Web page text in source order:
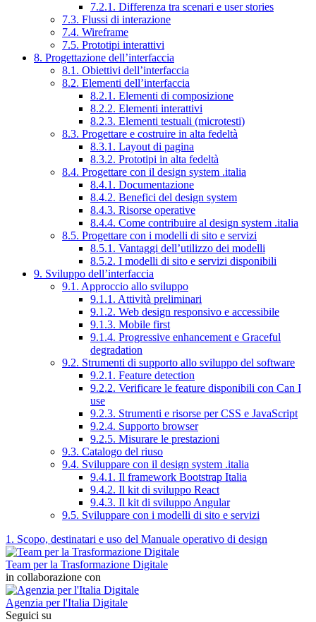
7.2.1. Differenza tra scenari e user stories
7.3. Flussi di interazione
7.4. Wireframe
7.5. Prototipi interattivi
8. Progettazione dell’interfaccia
8.1. Obiettivi dell’interfaccia
8.2. Elementi dell’interfaccia
8.2.1. Elementi di composizione
8.2.2. Elementi interattivi
8.2.3. Elementi testuali (microtesti)
8.3. Progettare e costruire in alta fedeltà
8.3.1. Layout di pagina
8.3.2. Prototipi in alta fedeltà
8.4. Progettare con il design system .italia
8.4.1. Documentazione
8.4.2. Benefici del design system
8.4.3. Risorse operative
8.4.4. Come contribuire al design system .italia
8.5. Progettare con i modelli di sito e servizi
8.5.1. Vantaggi dell’utilizzo dei modelli
8.5.2. I modelli di sito e servizi disponibili
9. Sviluppo dell’interfaccia
9.1. Approccio allo sviluppo
9.1.1. Attività preliminari
9.1.2. Web design responsivo e accessibile
9.1.3. Mobile first
9.1.4. Progressive enhancement e Graceful
degradation
9.2. Strumenti di supporto allo sviluppo del software
9.2.1. Feature detection
9.2.2. Verificare le feature disponibili con Can I
use
9.2.3. Strumenti e risorse per CSS e JavaScript
9.2.4. Supporto browser
9.2.5. Misurare le prestazioni
9.3. Catalogo del riuso
9.4. Sviluppare con il design system .italia
9.4.1. Il framework Bootstrap Italia
9.4.2. Il kit di sviluppo React
9.4.3. Il kit di sviluppo Angular
9.5. Sviluppare con i modelli di sito e servizi
1. Scopo, destinatari e uso del Manuale operativo di design
Team per la Trasformazione Digitale
in collaborazione con
Agenzia per l'Italia Digitale
Seguici su